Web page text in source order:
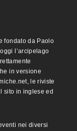
fondato da Paolo
l’arcipelago
in versione
le riviste
sito in inglese ed
nei diversi